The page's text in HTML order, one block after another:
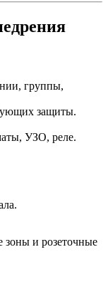
группы,
защиты.
УЗО, реле.
зоны и розеточные